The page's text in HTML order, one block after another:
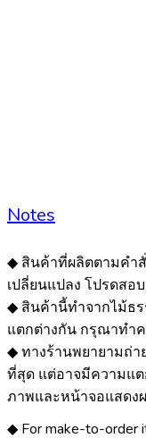
Notes
◆ สินค้าที่ผลิตตามคำสั่
เปลี่ยนแปลง โปรดสอ
◆ สินค้านี้ทำจากไม้ธ
แตกต่างกัน กรุณาทำ
◆ ทางร้านพยายามถ่า
ที่สุด แต่อาจมีความแ
ภาพและหน้าจอแสดง
◆ For make-to-order